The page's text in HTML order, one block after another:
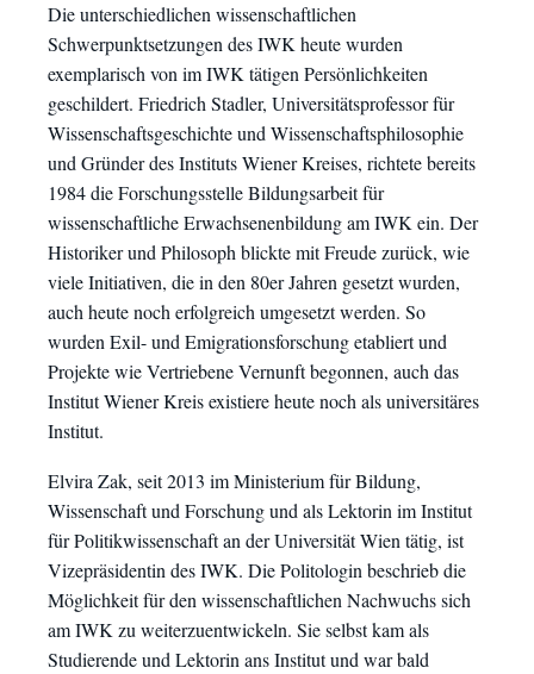
Die unterschiedlichen wissenschaftlichen
Schwerpunktsetzungen des IWK heute wurden
exemplarisch von im IWK tätigen Persönlichkeiten
geschildert. Friedrich Stadler, Universitätsprofessor für
Wissenschaftsgeschichte und Wissenschaftsphilosophie
und Gründer des Instituts Wiener Kreises, richtete bereits
1984 die Forschungsstelle Bildungsarbeit für
wissenschaftliche Erwachsenenbildung am IWK ein. Der
Historiker und Philosoph blickte mit Freude zurück, wie
viele Initiativen, die in den 80er Jahren gesetzt wurden,
auch heute noch erfolgreich umgesetzt werden. So
wurden Exil- und Emigrationsforschung etabliert und
Projekte wie Vertriebene Vernunft begonnen, auch das
Institut Wiener Kreis existiere heute noch als universitäres
Institut.
Elvira Zak, seit 2013 im Ministerium für Bildung,
Wissenschaft und Forschung und als Lektorin im Institut
für Politikwissenschaft an der Universität Wien tätig, ist
Vizepräsidentin des IWK. Die Politologin beschrieb die
Möglichkeit für den wissenschaftlichen Nachwuchs sich
am IWK zu weiterzuentwickeln. Sie selbst kam als
Studierende und Lektorin ans Institut und war bald